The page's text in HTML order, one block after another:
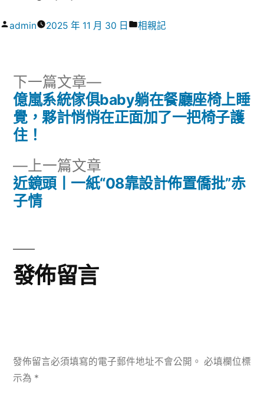
作
admin 2025 年 11 月 30 日
分
相親記
文
章
導
覽
上一篇文章
一
近鏡頭丨一紙“08靠設計佈置僑批”赤
子情
下一篇文章
下
一
篇
億嵐系統傢俱baby躺在餐廳座椅上睡
覺，夥計悄悄在正面加了一把椅子護
住！
發佈留言
發佈留言必須填寫的電子郵件地址不會公開。 必填欄位標
示為 *